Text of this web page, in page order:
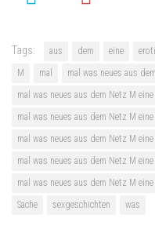
Tags: aus dem eine
M
mal
mal was neues aus
mal was neues aus dem Netz M
mal was neues aus dem Netz M
mal was neues aus dem Netz M
mal was neues aus dem Netz M
mal was neues aus dem Netz M
Sache
sexgeschichten was